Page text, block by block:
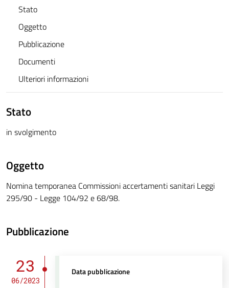
Stato
Oggetto
Pubblicazione
Documenti
Ulteriori informazioni
Stato
in svolgimento
Oggetto
Nomina temporanea Commissioni accertamenti sanitari Leggi
295/90 - Legge 104/92 e 68/98.
Pubblicazione
23
06/2023
Data pubblicazione